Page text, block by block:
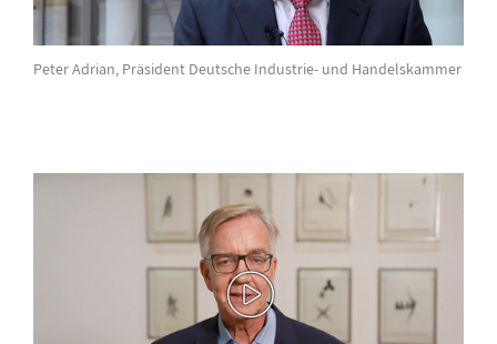
Peter Adrian, Präsident Deutsche Industrie- und Handelskammer